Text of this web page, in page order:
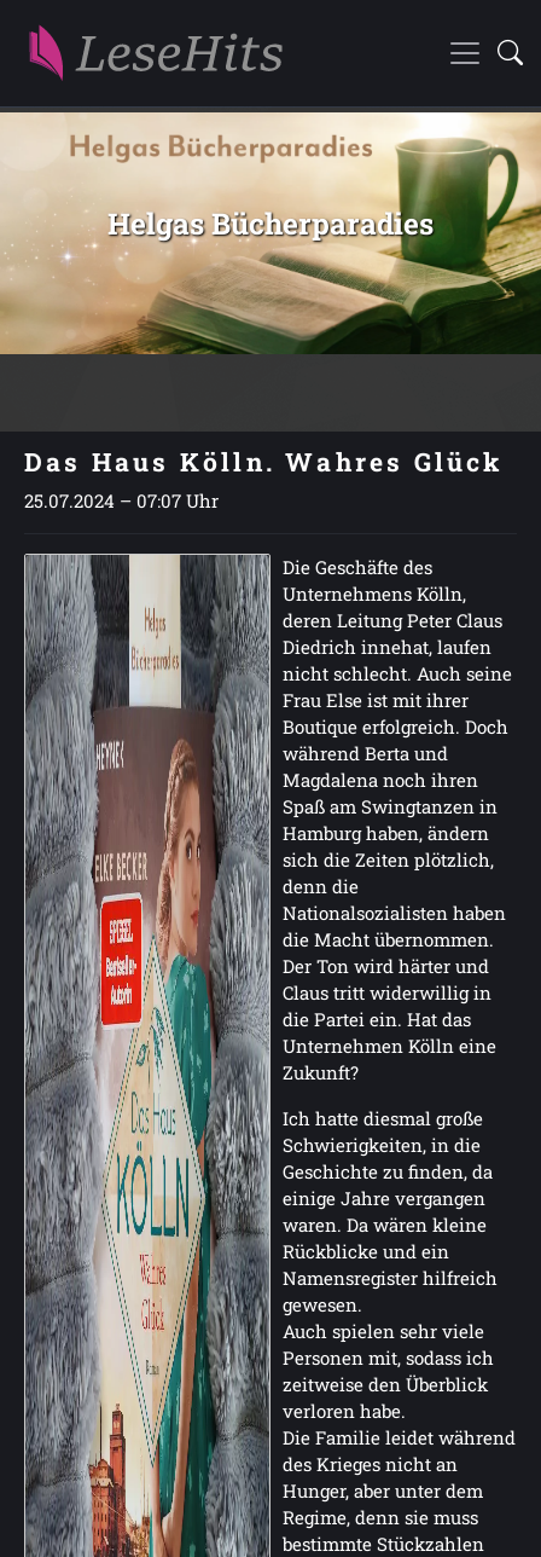
Helgas Bücherparadies
Das Haus Kölln. Wahres Glück
25.07.2024 – 07:07 Uhr
Die Geschäfte des
Unternehmens Kölln,
deren Leitung Peter Claus
Diedrich innehat, laufen
nicht schlecht. Auch seine
Frau Else ist mit ihrer
Boutique erfolgreich. Doch
während Berta und
Magdalena noch ihren
Spaß am Swingtanzen in
Hamburg haben, ändern
sich die Zeiten plötzlich,
denn die
Nationalsozialisten haben
die Macht übernommen.
Der Ton wird härter und
Claus tritt widerwillig in
die Partei ein. Hat das
Unternehmen Kölln eine
Zukunft?
Ich hatte diesmal große
Schwierigkeiten, in die
Geschichte zu finden, da
einige Jahre vergangen
waren. Da wären kleine
Rückblicke und ein
Namensregister hilfreich
gewesen.
Auch spielen sehr viele
Personen mit, sodass ich
zeitweise den Überblick
verloren habe.
Die Familie leidet während
des Krieges nicht an
Hunger, aber unter dem
Regime, denn sie muss
bestimmte Stückzahlen